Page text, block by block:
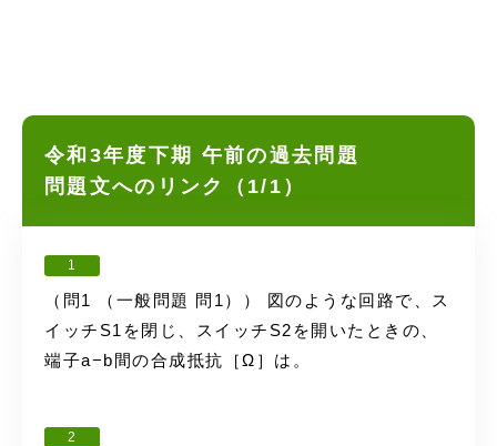
令和3年度下期 午前の過去問題
問題文へのリンク（1/1）
1
（問1 （一般問題 問1）） 図のような回路で、ス
イッチS1を閉じ、スイッチS2を開いたときの、
端子a−b間の合成抵抗［Ω］は。
2